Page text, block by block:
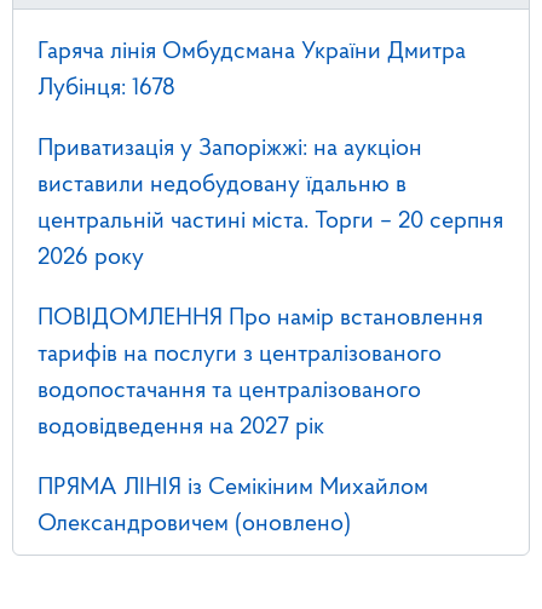
Гаряча лінія Омбудсмана України Дмитра
Лубінця: 1678
Приватизація у Запоріжжі: на аукціон
виставили недобудовану їдальню в
центральній частині міста. Торги – 20 серпня
2026 року
ПОВІДОМЛЕННЯ Про намір встановлення
тарифів на послуги з централізованого
водопостачання та централізованого
водовідведення на 2027 рік
ПРЯМА ЛІНІЯ із Семікіним Михайлом
Олександровичем (оновлено)